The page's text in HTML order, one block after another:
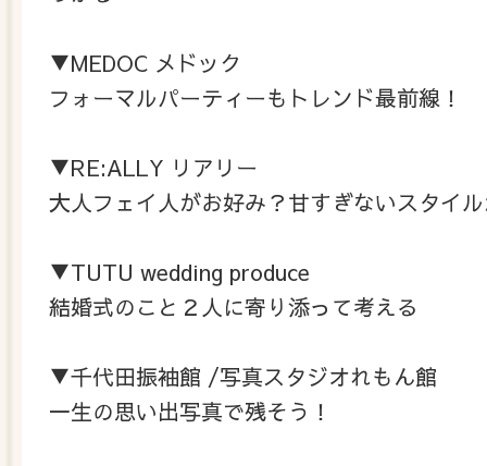
▼MEDOC メドック
フォーマルパーティーもトレンド最前線！
▼RE:ALLY リアリー
大人フェイ人がお好み？甘すぎないスタイ
▼TUTU wedding produce
結婚式のこと２人に寄り添って考える
▼千代田振袖館 /写真スタジオれもん館
一生の思い出写真で残そう！